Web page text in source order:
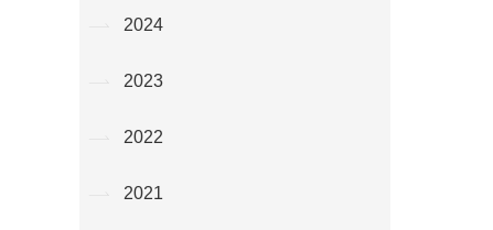
2024
2023
2022
2021